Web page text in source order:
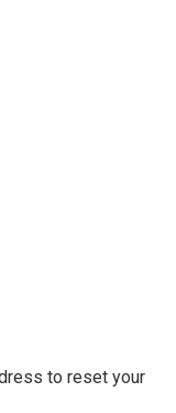
to reset your